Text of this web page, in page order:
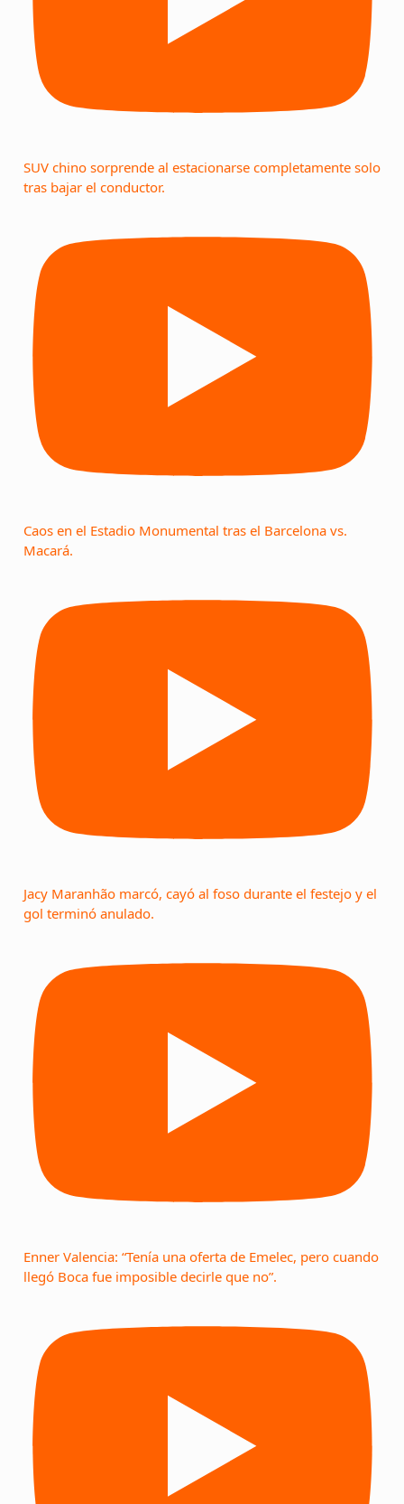
SUV chino sorprende al estacionarse completamente solo
tras bajar el conductor.
Caos en el Estadio Monumental tras el Barcelona vs.
Macará.
Jacy Maranhão marcó, cayó al foso durante el festejo y el
gol terminó anulado.
Enner Valencia: “Tenía una oferta de Emelec, pero cuando
llegó Boca fue imposible decirle que no”.